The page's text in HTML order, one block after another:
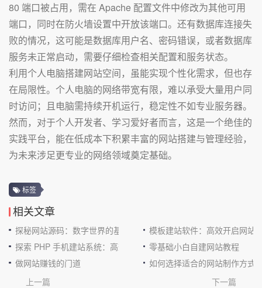
80 端口被占用，需在 Apache 配置文件中修改为其他可用
端口，同时在防火墙设置中开放该端口。还有数据库连接失
败的情况，这可能是数据库用户名、密码错误，或者数据库
服务未正常启动，需要仔细检查相关配置和服务状态。
利用个人电脑搭建网站空间，虽能实现个性化需求，但也存
在局限性。个人电脑的网络带宽有限，难以承受大量用户同
时访问；且电脑需持续开机运行，稳定性不如专业服务器。
然而，对于个人开发者、学习爱好者而言，这是一个绝佳的
实践平台，能在低成本下积累丰富的网站搭建与管理经验，
为未来涉足更专业的网络领域奠定基础。
标签
相关文章
探秘网站源码：数字世界的基石
模板建站软件：高效开启网站
探索 PHP 手机建站系统：高效与便捷的完美结合零基础小白自建网站教程
做网站赚钱的门道
如何选择适合的网站制作方式
上一篇
下一篇